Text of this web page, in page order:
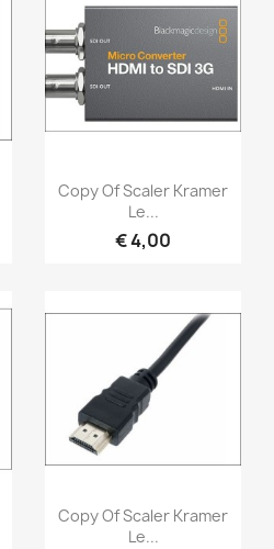
Snel bekijken
Copy Of Scaler Kramer
Le...
€ 4,00
Snel bekijken
Copy Of Scaler Kramer
Le...